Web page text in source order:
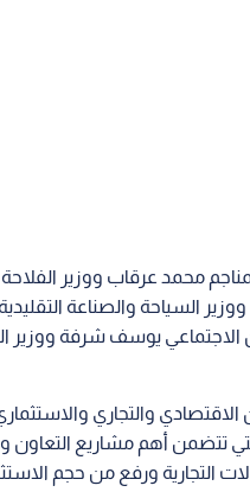
محمد عرقاب ووزير الفلاحة
السياحة والصناعة
يوسف شرفة ووزير
تتضمن أهم مشاريع التعاون
التجارية ورفع من حجم